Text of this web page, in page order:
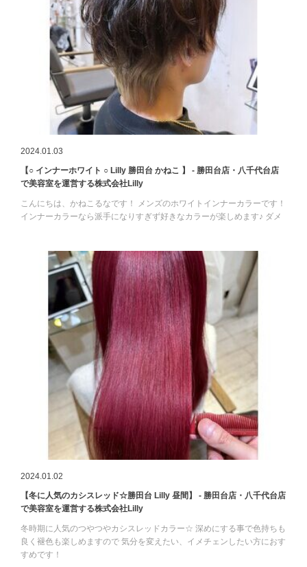
2024.01.03
【○ インナーホワイト ○ Lilly 勝田台 かねこ 】 - 勝田台店・八千代台店
で美容室を運営する株式会社Lilly
こんにちは、かねこるなです！ メンズのホワイトインナーカラーです！
インナーカラーなら派手になりすぎず好きなカラーが楽しめます♪ ダメ
2024.01.02
【冬に人気のカシスレッド☆勝田台 Lilly 昼間】 - 勝田台店・八千代台店
で美容室を運営する株式会社Lilly
冬時期に人気のつやつやカシスレッドカラー☆ 深めにする事で色持ちも
良く褪色も楽しめますので 気分を変えたい、イメチェンしたい方におす
すめです！